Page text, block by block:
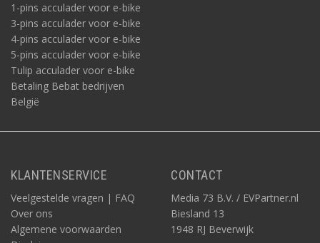
1-pins acculader voor e-bike
3-pins acculader voor e-bike
4-pins acculader voor e-bike
5-pins acculader voor e-bike
Tulip acculader voor e-bike
Betaling Bebat bedrijven
België
KLANTENSERVICE
Veelgestelde vragen | FAQ
Over ons
Algemene voorwaarden
CONTACT
Media 73 B.V. / EVPartner.nl
Biesland 13
1948 RJ Beverwijk